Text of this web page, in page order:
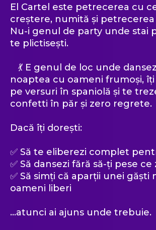
El Cartel este petrecerea cu
creștere, numită și petrecerea
Nu-i genul de party unde stai
te plictisești.
💃 E genul de loc unde
noaptea cu oameni frumoși, îți
pe versuri în spaniolă și te
confetti în păr și zero regrete.
Dacă îți dorești:
✅ Să te eliberezi complet
✅ Să dansezi fără să-ți pese
✅ Să simți că aparții unei găști
oameni liberi
…atunci ai ajuns unde trebuie.